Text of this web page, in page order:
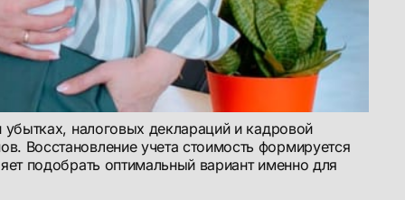
убытках, налоговых деклараций и кадровой
Восстановление учета стоимость формируется
подобрать оптимальный вариант именно для